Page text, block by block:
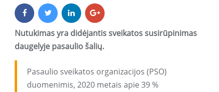
Nutukimas yra didėjantis sveikatos susirūpinimas
daugelyje pasaulio šalių.
Pasaulio sveikatos organizacijos (PSO)
duomenimis, 2020 metais apie 39 %